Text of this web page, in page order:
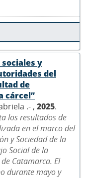
y
del
de
cárcel”
.- , 2025.
los resultados de
en el marco del
y Sociedad de la
Social de la
Catamarca. El
durante mayo y